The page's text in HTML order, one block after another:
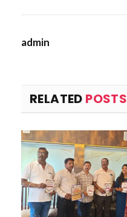
admin
RELATED POSTS